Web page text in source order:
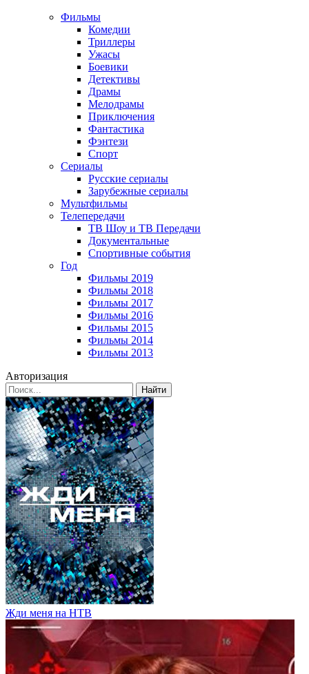
Фильмы
Комедии
Триллеры
Ужасы
Боевики
Детективы
Драмы
Мелодрамы
Приключения
Фантастика
Фэнтези
Спорт
Сериалы
Русские сериалы
Зарубежные сериалы
Мультфильмы
Телепередачи
ТВ Шоу и ТВ Передачи
Документальные
Спортивные события
Год
Фильмы 2019
Фильмы 2018
Фильмы 2017
Фильмы 2016
Фильмы 2015
Фильмы 2014
Фильмы 2013
Авторизация
Найти
Жди меня на НТВ